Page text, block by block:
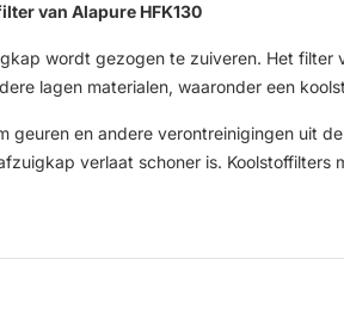
van Alapure HFK130
wordt gezogen te zuiveren. Het
lagen materialen, waaronder een
geuren en andere verontreinigingen uit
verlaat schoner is.